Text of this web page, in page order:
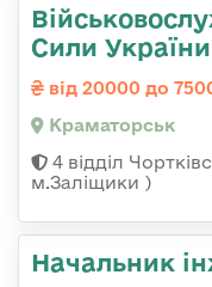
Сили
від 20000 до
Краматорськ
4 відділ
м.Заліщики )
Начальник